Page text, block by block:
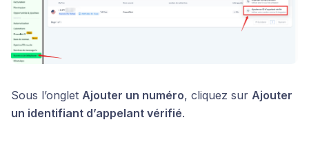
Sous l’onglet Ajouter un numéro, cliquez sur Ajouter
un identifiant d’appelant vérifié.